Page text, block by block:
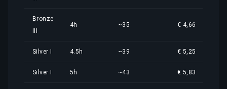
Bronze
4h ~35 € 4,66
Silver I 4.5h ~39 € 5,25
Silver I 5h ~43 € 5,83